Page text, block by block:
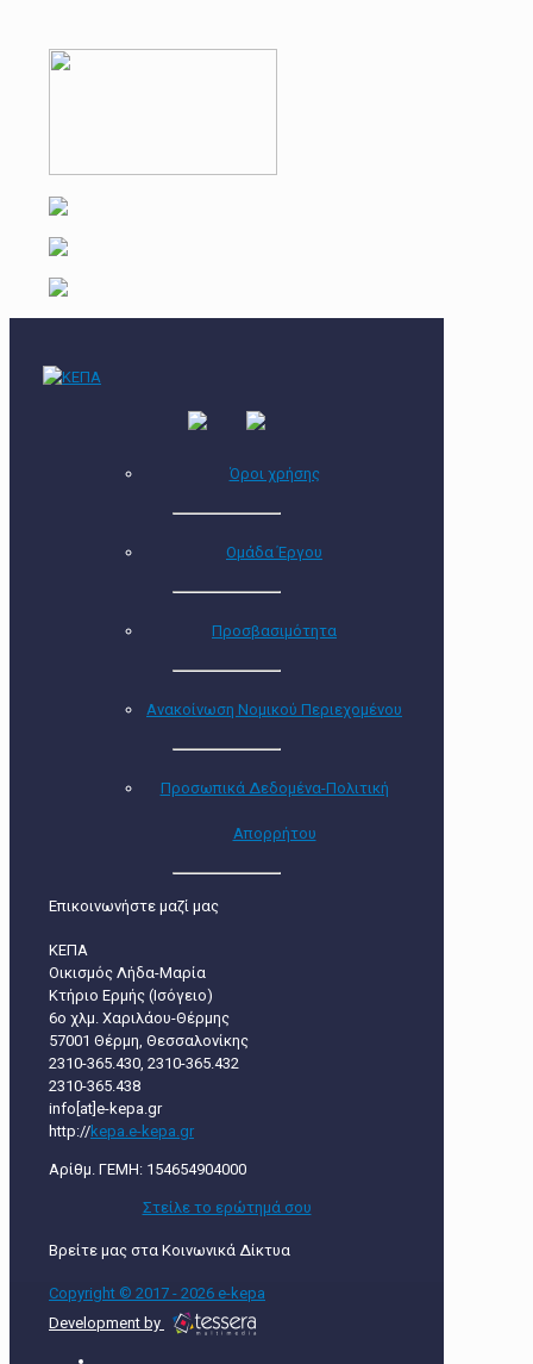
Όροι χρήσης
Ομάδα Έργου
Προσβασιμότητα
Ανακοίνωση Νομικού Περιεχομένου
Προσωπικά Δεδομένα-Πολιτική
Απορρήτου
Επικοινωνήστε μαζί μας
ΚΕΠΑ
Οικισμός Λήδα-Μαρία
Κτήριο Ερμής (Ισόγειο)
6ο χλμ. Χαριλάου-Θέρμης
57001 Θέρμη, Θεσσαλονίκης
2310-365.430, 2310-365.432
2310-365.438
info[at]e-kepa.gr
http://kepa.e-kepa.gr
Αρίθμ. ΓΕΜΗ: 154654904000
Στείλε τo ερώτημά σου
Βρείτε μας στα Κοινωνικά Δίκτυα
Copyright © 2017 - 2026 e-kepa
Development by